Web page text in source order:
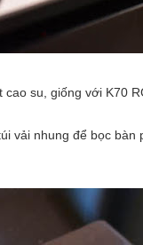
su, giống với K70
vải nhung để bọc